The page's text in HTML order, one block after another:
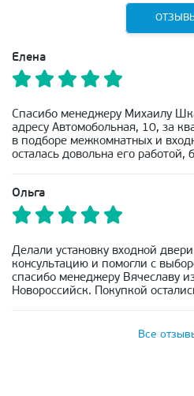
Елена
Спасибо менеджеру Михаилу
адресу Автомобольная, 10, за
в подборе межкомнатных и
осталась довольна его работой,
Ольга
Делали установку входной
консультацию и помогли с
спасибо менеджеру Вячеславу
Новороссийск. Покупкой
Все